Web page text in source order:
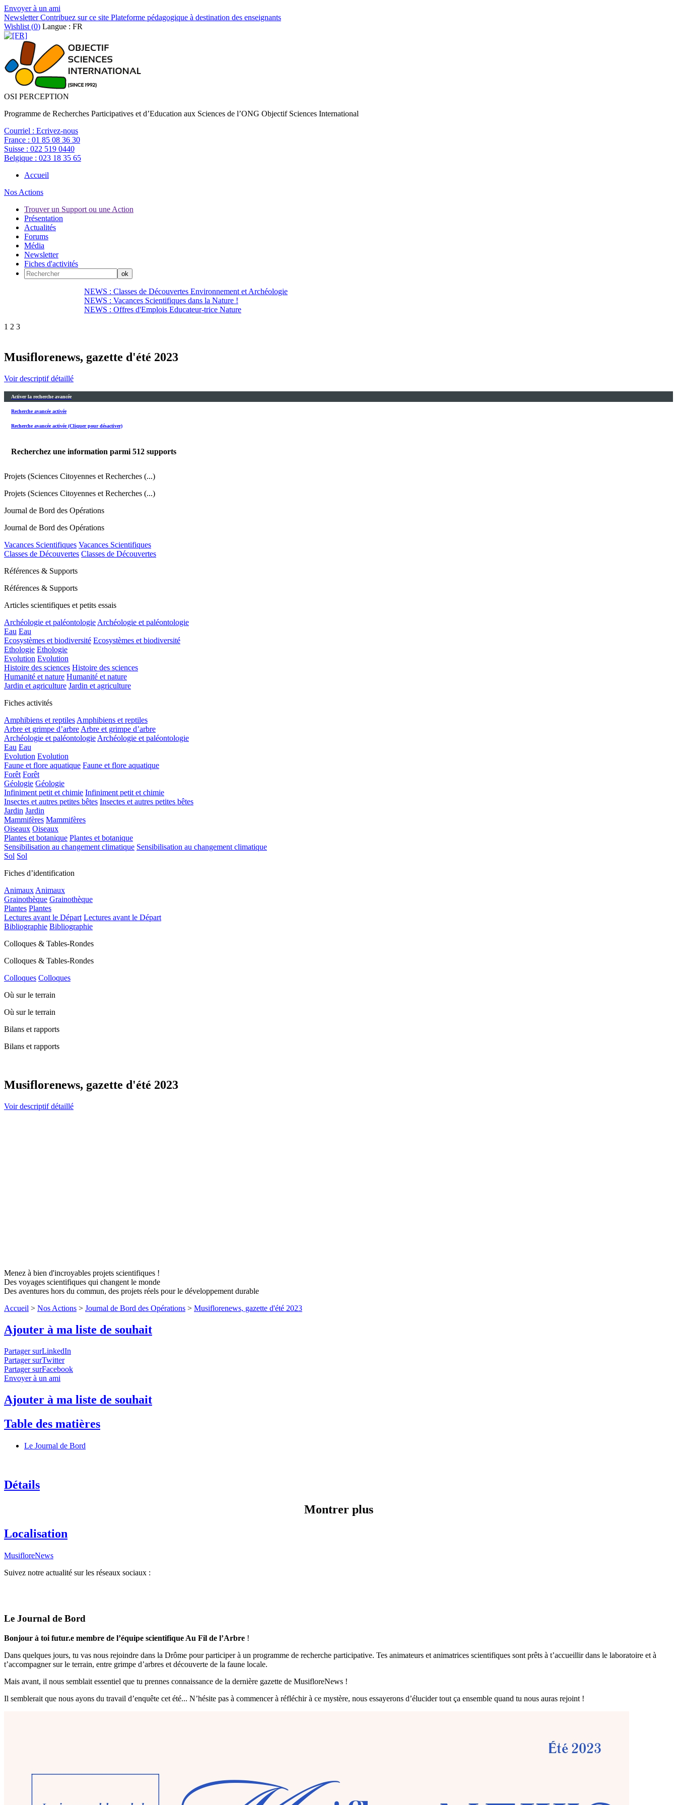
Envoyer à un ami
NewsletterContribuez sur ce site Plateforme pédagogique à destination des enseignants
Wishlist (0) Langue : FR
OSI PERCEPTION
Programme de Recherches Participatives et d’Education aux Sciences de l’ONG Objectif Sciences International
Courriel : Ecrivez-nous
France : 01 85 08 36 30
Suisse : 022 519 0440
Belgique : 023 18 35 65
Accueil
Nos Actions
Trouver un Support ou une Action
Présentation
Actualités
Forums
Média
Newsletter
Fiches d'activités
NEWS : Classes de Découvertes Environnement et Archéologie
NEWS : Vacances Scientifiques dans la Nature !
NEWS : Offres d'Emplois Educateur-trice Nature
1 2 3
Musiflorenews, gazette d'été 2023
Voir descriptif détaillé
Activer la recherche avancée
Recherche avancée activée
Recherche avancée activée (Cliquer pour désactiver)
Recherchez une information parmi 512 supports
Projets (Sciences Citoyennes et Recherches (...)
Projets (Sciences Citoyennes et Recherches (...)
Journal de Bord des Opérations
Journal de Bord des Opérations
Vacances Scientifiques Vacances Scientifiques
Classes de Découvertes Classes de Découvertes
Références & Supports
Références & Supports
Articles scientifiques et petits essais
Archéologie et paléontologie Archéologie et paléontologie
Eau Eau
Ecosystèmes et biodiversité Ecosystèmes et biodiversité
Ethologie Ethologie
Evolution Evolution
Histoire des sciences Histoire des sciences
Humanité et nature Humanité et nature
Jardin et agriculture Jardin et agriculture
Fiches activités
Amphibiens et reptiles Amphibiens et reptiles
Arbre et grimpe d’arbre Arbre et grimpe d’arbre
Archéologie et paléontologie Archéologie et paléontologie
Eau Eau
Evolution Evolution
Faune et flore aquatique Faune et flore aquatique
Forêt Forêt
Géologie Géologie
Infiniment petit et chimie Infiniment petit et chimie
Insectes et autres petites bêtes Insectes et autres petites bêtes
Jardin Jardin
Mammifères Mammifères
Oiseaux Oiseaux
Plantes et botanique Plantes et botanique
Sensibilisation au changement climatique Sensibilisation au changement climatique
Sol Sol
Fiches d’identification
Animaux Animaux
Grainothèque Grainothèque
Plantes Plantes
Lectures avant le Départ Lectures avant le Départ
Bibliographie Bibliographie
Colloques & Tables-Rondes
Colloques & Tables-Rondes
Colloques Colloques
Où sur le terrain
Où sur le terrain
Bilans et rapports
Bilans et rapports
Musiflorenews, gazette d'été 2023
Voir descriptif détaillé
Menez à bien d'incroyables projets scientifiques !
Des voyages scientifiques qui changent le monde
Des aventures hors du commun, des projets réels pour le développement durable
Accueil > Nos Actions > Journal de Bord des Opérations > Musiflorenews, gazette d'été 2023
Ajouter à ma liste de souhait
Partager surLinkedIn
Partager surTwitter
Partager surFacebook
Envoyer à un ami
Ajouter à ma liste de souhait
Table des matières
Le Journal de Bord
Détails
Montrer plus
Localisation
MusifloreNews
Suivez notre actualité sur les réseaux sociaux :
Le Journal de Bord
Bonjour à toi futur.e membre de l’équipe scientifique Au Fil de l’Arbre !
Dans quelques jours, tu vas nous rejoindre dans la Drôme pour participer à un programme de recherche participative. Tes animateurs et animatrices scientifiques sont prêts à t’accueillir dans le laboratoire et à
t’accompagner sur le terrain, entre grimpe d’arbres et découverte de la faune locale.
Mais avant, il nous semblait essentiel que tu prennes connaissance de la dernière gazette de MusifloreNews !
Il semblerait que nous ayons du travail d’enquête cet été... N’hésite pas à commencer à réfléchir à ce mystère, nous essayerons d’élucider tout ça ensemble quand tu nous auras rejoint !